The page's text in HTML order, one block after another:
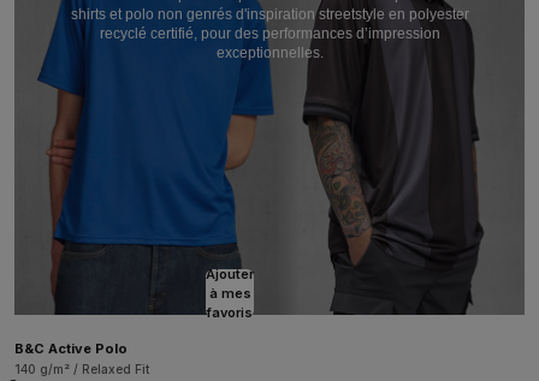
shirts et polo non genrés d'inspiration streetstyle en polyester
recyclé certifié, pour des performances d’impression
exceptionnelles.
Ajouter
à mes
favoris
B&C Active Polo
140 g/m² / Relaxed Fit